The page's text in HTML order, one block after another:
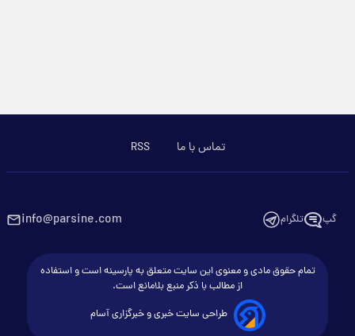
تماس با ما RSS
گپ تلگرام info@parsine.com
تمام حقوق مادی و معنوی این سایت متعلق به پارسینه است و استفاده
از مطالب با ذکر منبع بلامانع است.
طراحی سایت خبری و خبرگزاری آسام